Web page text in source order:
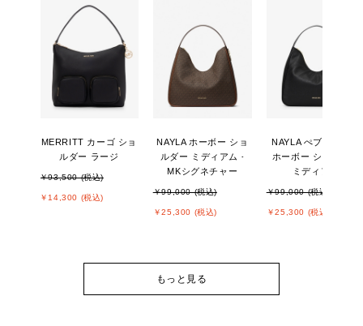
MERRITT カーゴ ショ
ルダー ラージ
￥93,500 (税込)
￥14,300 (税込)
NAYLA ホーボー ショ
ルダー ミディアム -
MKシグネチャー
￥99,000 (税込)
￥25,300 (税込)
NAYLA ぺブルレザー
ホーボー ショルダー
ミディアム
￥99,000 (税込)
￥25,300 (税込)
もっと見る